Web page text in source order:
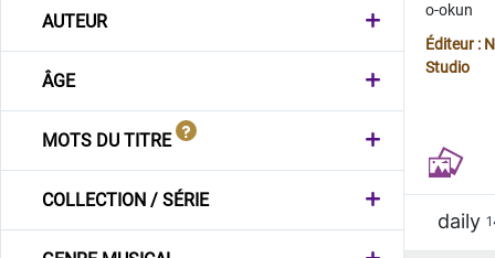
AUTEUR
ÂGE
MOTS DU TITRE
COLLECTION / SÉRIE
o-okun
Éditeur :
Studio
daily